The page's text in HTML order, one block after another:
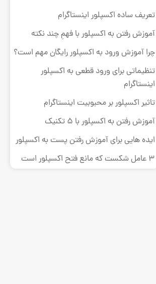
تعریف ساده اکسپلور اینستاگرام
آموزش رفتن به اکسپلور با فهمِ چند نکته
چرا آموزش ورود به اکسپلور رایگان مهم است؟
تنظیماتی برای ورود قطعی به اکسپلور
اینستاگرام
تاثیر اکسپلور بر محبوبیت اینستاگرام
آموزش رفتن به اکسپلور با 5 تکنیک
ایده‌ هایی برای آموزش رفتن پست به اکسپلور
3 عامل شکست که مانع فتح اکسپلور است